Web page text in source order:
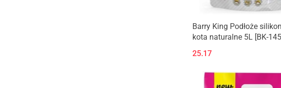
Barry King Podłoże
kota naturalne 5L [BK-
25.17